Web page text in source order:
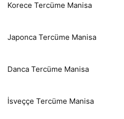
Korece Tercüme Manisa
Japonca Tercüme Manisa
Danca Tercüme Manisa
İsveççe Tercüme Manisa